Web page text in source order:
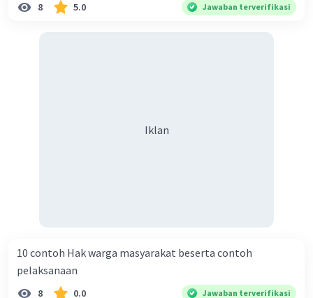
8 5.0 Jawaban terverifikasi
Iklan
10 contoh Hak warga masyarakat beserta contoh
pelaksanaan
8 0.0 Jawaban terverifikasi